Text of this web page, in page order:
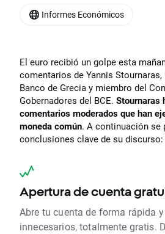
El euro recibió un golpe esta
comentarios de Yannis Stournaras,
Banco de Grecia y miembro del
Gobernadores del BCE. Stournaras
comentarios moderados que han
moneda común. A continuación se
conclusiones clave de su discurso:
Apertura de cuenta
Abre tu cuenta de forma rápida
innecesarios, totalmente gratis.
Informes Económicos